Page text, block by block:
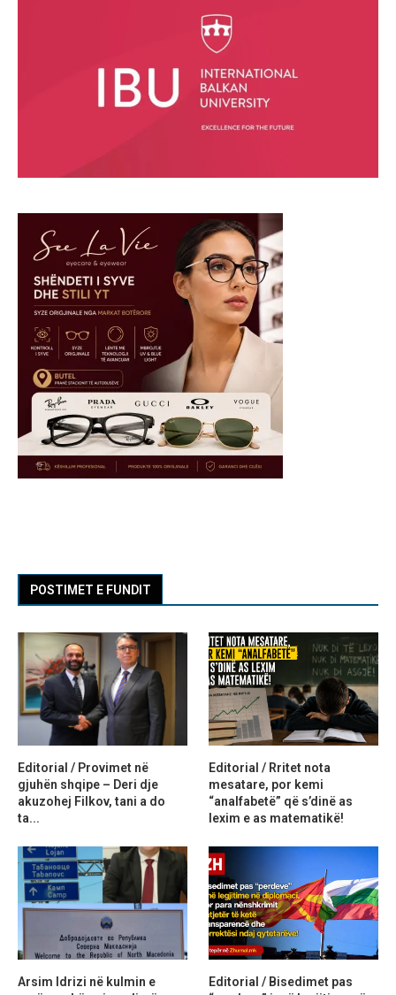
POSTIMET E FUNDIT
Editorial / Provimet në
gjuhën shqipe – Deri dje
akuzohej Filkov, tani a do
ta...
Editorial / Rritet nota
mesatare, por kemi
“analfabetë” që s’dinë as
lexim e as matematikë!
Arsim Idrizi në kulmin e
Editorial / Bisedimet pas